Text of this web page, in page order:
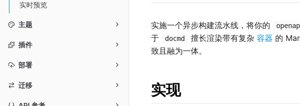
实时预览
主题
插件
部署
迁移
实施一个异步构建流水线，将你的
于
docmd 擅长渲染带有复杂容器 的
致且融为一体。
实现